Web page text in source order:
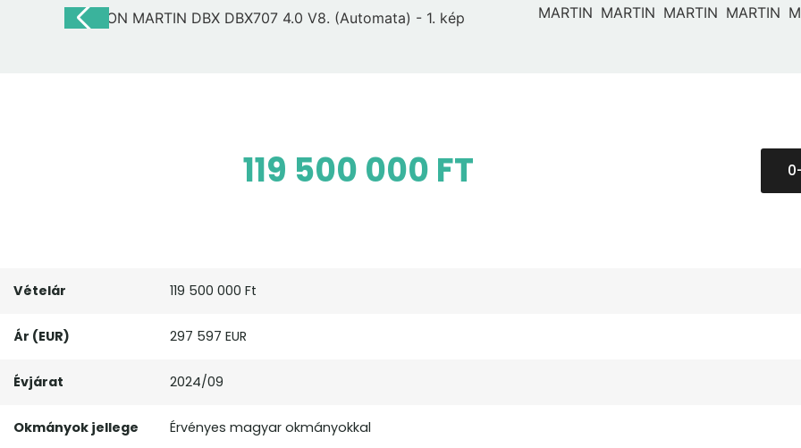
119 500 000 FT
Vételár 119 500 000 Ft
Ár (EUR) 297 597 EUR
Évjárat 2024/09
Okmányok jellege Érvényes magyar okmányokkal